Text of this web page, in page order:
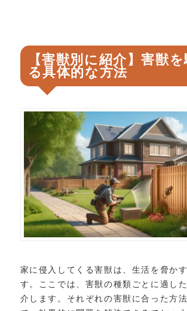
【害獣別に紹介】害獣
る具体的な方法
家に侵入してくる害獣は、生活を脅か
す。ここでは、害獣の種類ごとに適し
介します。それぞれの害獣に合った方